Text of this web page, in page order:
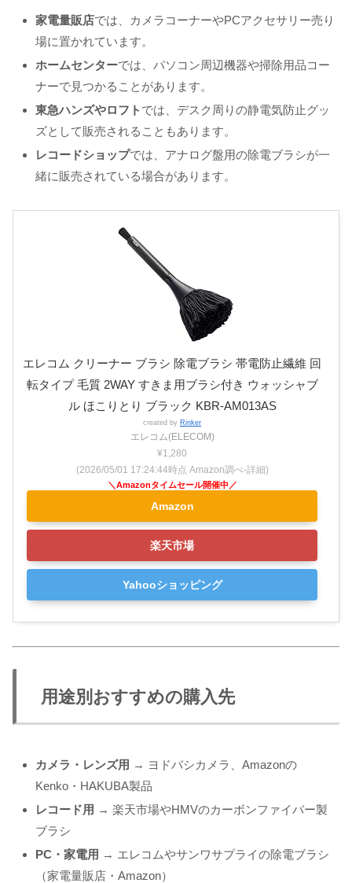
家電量販店では、カメラコーナーやPCアクセサリー売り
場に置かれています。
ホームセンターでは、パソコン周辺機器や掃除用品コー
ナーで見つかることがあります。
東急ハンズやロフト では、デスク周りの静電気防止グッ
ズとして販売されることもあります。
レコードショップでは、アナログ盤用の除電ブラシが一
緒に販売されている場合があります。
エレコム クリーナー ブラシ 除電ブラシ 帯電防止繊維 回
転タイプ 毛質 2WAY すきま用ブラシ付き ウォッシャブ
ル ほこりとり ブラック KBR-AM013AS
created by Rinker
エレコム(ELECOM)
¥1,280
(2026/05/01 17:24:44時点 Amazon調べ-詳細)
Amazon
楽天市場
Yahooショッピング
用途別おすすめの購入先
カメラ・レンズ用 → ヨドバシカメラ、Amazonの
Kenko・HAKUBA製品
レコード用 → 楽天市場やHMVのカーボンファイバー製
ブラシ
PC・家電用 → エレコムやサンワサプライの除電ブラシ
（家電量販店・Amazon）